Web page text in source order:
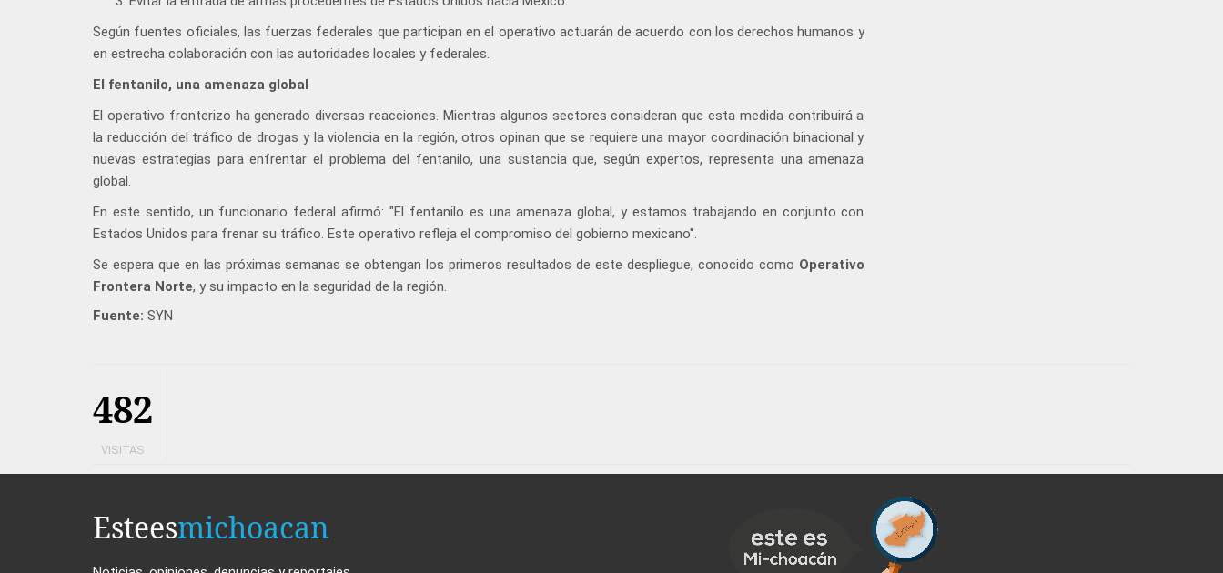
Según fuentes oficiales, las fuerzas federales que participan en el operativo actuarán de acuerdo con los derechos humanos y
en estrecha colaboración con las autoridades locales y federales.
El fentanilo, una amenaza global
El operativo fronterizo ha generado diversas reacciones. Mientras algunos sectores consideran que esta medida contribuirá a
la reducción del tráfico de drogas y la violencia en la región, otros opinan que se requiere una mayor coordinación binacional y
nuevas estrategias para enfrentar el problema del fentanilo, una sustancia que, según expertos, representa una amenaza
global.
En este sentido, un funcionario federal afirmó: "El fentanilo es una amenaza global, y estamos trabajando en conjunto con
Estados Unidos para frenar su tráfico. Este operativo refleja el compromiso del gobierno mexicano".
Se espera que en las próximas semanas se obtengan los primeros resultados de este despliegue, conocido como Operativo
Frontera Norte, y su impacto en la seguridad de la región.
Fuente: SYN
482
VISITAS
Esteesmichoacan